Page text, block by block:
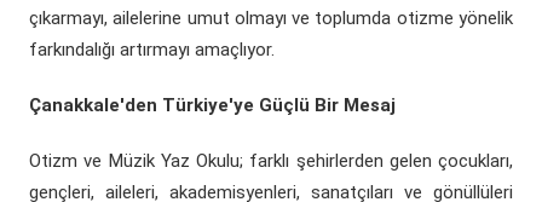
çıkarmayı, ailelerine umut olmayı ve toplumda otizme yönelik
farkındalığı artırmayı amaçlıyor.
Çanakkale'den Türkiye'ye Güçlü Bir Mesaj
Otizm ve Müzik Yaz Okulu; farklı şehirlerden gelen çocukları,
gençleri, aileleri, akademisyenleri, sanatçıları ve gönüllüleri